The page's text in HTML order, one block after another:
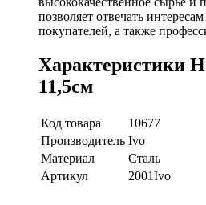
позволяет отвечать
покупателей, а также
Характеристики
11,5см
Код товара
10677
Производитель Ivo
Материал
Сталь
Артикул
2001Ivo